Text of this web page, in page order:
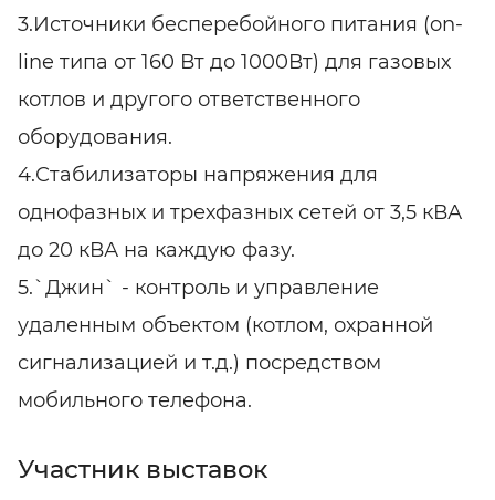
3.Источники бесперебойного питания (on-
line типа от 160 Вт до 1000Вт) для газовых
котлов и другого ответственного
оборудования.
4.Стабилизаторы напряжения для
однофазных и трехфазных сетей от 3,5 кВА
до 20 кВА на каждую фазу.
5.`Джин` - контроль и управление
удаленным объектом (котлом, охранной
сигнализацией и т.д.) посредством
мобильного телефона.
Участник выставок